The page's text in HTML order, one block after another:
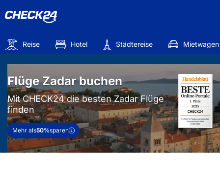
Reise Hotel Städtereise Mietwagen
Flüge Zadar buchen
Mit CHECK24 die besten Zadar Flüge
finden
Mehr als50%sparen